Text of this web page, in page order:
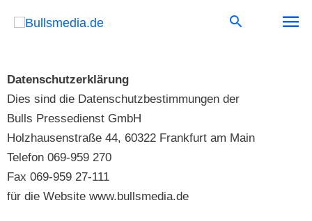
Datenschutzerklärung
Dies sind die Datenschutzbestimmungen der
Bulls Pressedienst GmbH
Holzhausenstraße 44, 60322 Frankfurt am Main
Telefon 069-959 270
Fax 069-959 27-111
für die Website www.bullsmedia.de